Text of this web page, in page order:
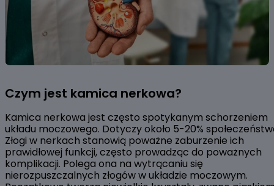
Czym jest kamica nerkowa?
Kamica nerkowa jest często spotykanym schorzeniem
układu moczowego. Dotyczy około 5-20%
Złogi w nerkach stanowią poważne zaburzenie ich
prawidłowej funkcji, często prowadząc do poważnych
komplikacji. Polega ona na wytrącaniu się
nierozpuszczalnych złogów w układzie moczowym.